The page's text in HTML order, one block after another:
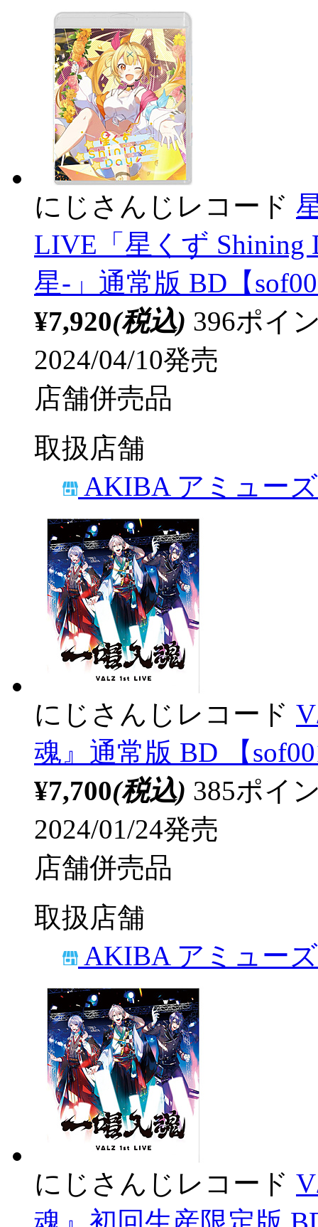
にじさんじレコード
LIVE「星くず Shining
星-」通常版 BD【
¥7,920(税込) 396ポイ
2024/04/10発売
店舗併売品
取扱店舗
AKIBA アミュー
にじさんじレコード
魂』通常版 BD 【
¥7,700(税込) 385ポイ
2024/01/24発売
店舗併売品
取扱店舗
AKIBA アミュー
にじさんじレコード